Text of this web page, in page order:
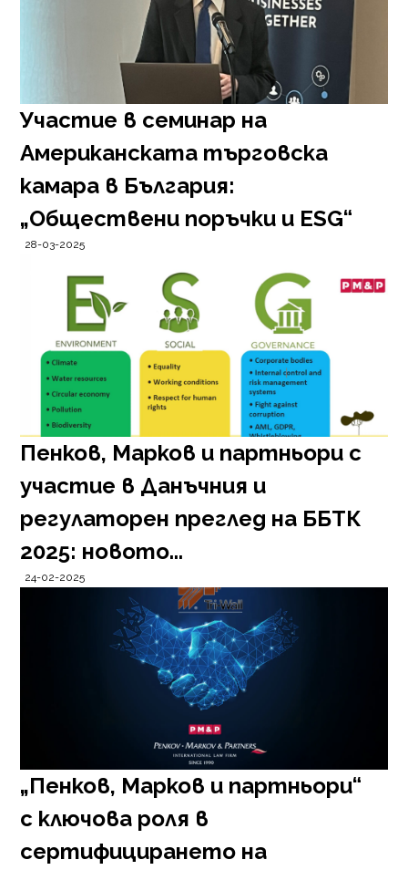
Участие в семинар на
Американската търговска
камара в България:
„Обществени поръчки и ESG“
28-03-2025
Пенков, Марков и партньори с
участие в Данъчния и
регулаторен преглед на ББТК
2025: новото...
24-02-2025
„Пенков, Марков и партньори“
с ключова роля в
сертифицирането на